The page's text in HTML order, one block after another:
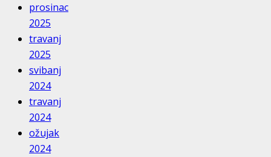
prosinac
2025
travanj
2025
svibanj
2024
travanj
2024
ožujak
2024